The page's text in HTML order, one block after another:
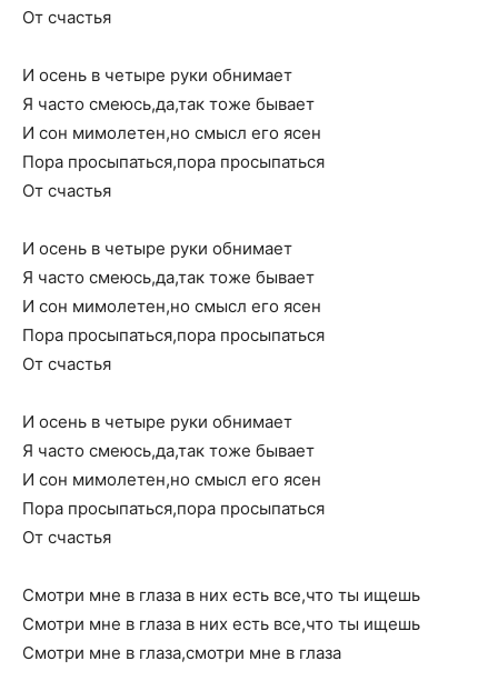
От счастья
И осень в четыре руки обнимает
Я часто смеюсь,да,так тоже бывает
И сон мимолетен,но смысл его ясен
Пора просыпаться,пора просыпаться
От счастья
И осень в четыре руки обнимает
Я часто смеюсь,да,так тоже бывает
И сон мимолетен,но смысл его ясен
Пора просыпаться,пора просыпаться
От счастья
И осень в четыре руки обнимает
Я часто смеюсь,да,так тоже бывает
И сон мимолетен,но смысл его ясен
Пора просыпаться,пора просыпаться
От счастья
Смотри мне в глаза в них есть все,что ты ищешь
Смотри мне в глаза в них есть все,что ты ищешь
Смотри мне в глаза,смотри мне в глаза